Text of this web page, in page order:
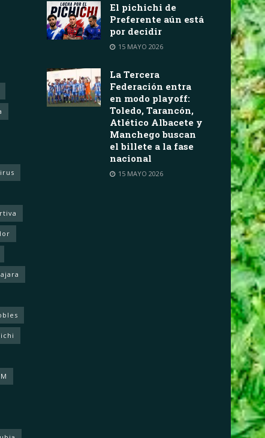
El pichichi de
Preferente aún está
por decidir
15 MAYO 2026
La Tercera
Federación entra
en modo playoff:
Toledo, Tarancón,
Atlético Albacete y
Manchego buscan
el billete a la fase
nacional
15 MAYO 2026